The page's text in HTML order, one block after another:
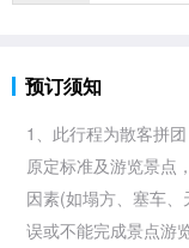
预订须知
1、此行程为散客拼
原定标准及游览景点
因素(如塌方、塞车
误或不能完成景点游